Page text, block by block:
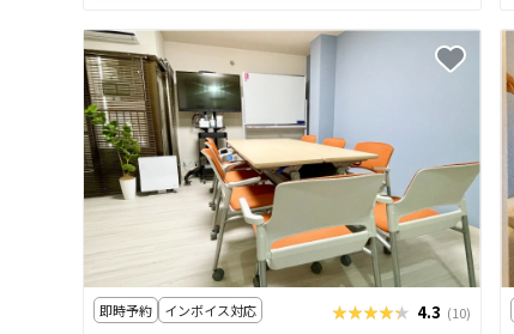
即時予約 インボイス対応 ★★★★★
★★★★★ 4.3 (10)